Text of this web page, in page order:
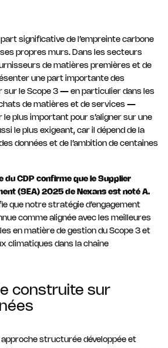
significative de l’empreinte carbone
propres murs. Dans les secteurs
de matières premières et de
une part importante des
sur le Scope 3 — en particulier dans les
de matières et de services —
plus important pour s’aligner sur une
le plus exigeant, car il dépend de la
données et de l’ambition de centaines
du CDP confirme que le Supplier
(SEA) 2025 de Nexans est noté A.
que notre stratégie d’engagement
comme alignée avec les meilleures
en matière de gestion du Scope 3 et
climatiques dans la chaîne
construite sur
structurée développée et